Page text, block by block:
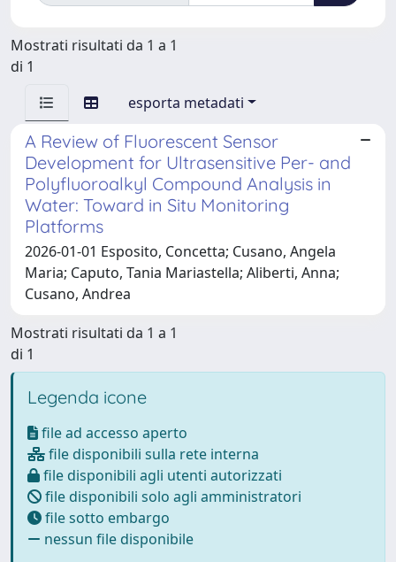
Mostrati risultati da 1 a 1
di 1
esporta metadati
A Review of Fluorescent Sensor
Development for Ultrasensitive Per- and
Polyfluoroalkyl Compound Analysis in
Water: Toward in Situ Monitoring
Platforms
2026-01-01 Esposito, Concetta; Cusano, Angela
Maria; Caputo, Tania Mariastella; Aliberti, Anna;
Cusano, Andrea
Mostrati risultati da 1 a 1
di 1
Legenda icone
file ad accesso aperto
file disponibili sulla rete interna
file disponibili agli utenti autorizzati
file disponibili solo agli amministratori
file sotto embargo
nessun file disponibile